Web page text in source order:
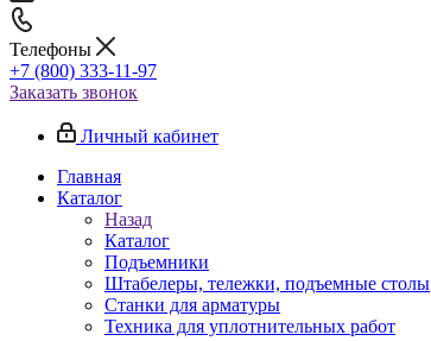
Телефоны
+7 (800) 333-11-97
Заказать звонок
Личный кабинет
Главная
Каталог
Назад
Каталог
Подъемники
Штабелеры, тележки, подъемные столы
Станки для арматуры
Техника для уплотнительных работ